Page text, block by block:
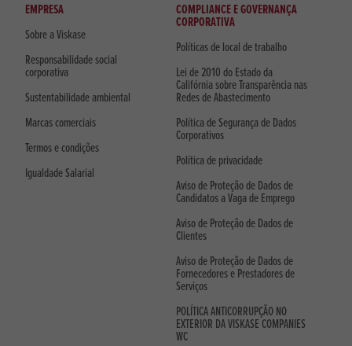
EMPRESA
Sobre a Viskase
Responsabilidade social
corporativa
Sustentabilidade ambiental
Marcas comerciais
Termos e condições
Igualdade Salarial
COMPLIANCE E GOVERNANÇA
CORPORATIVA
Políticas de local de trabalho
Lei de 2010 do Estado da
Califórnia sobre Transparência nas
Redes de Abastecimento
Política de Segurança de Dados
Corporativos
Política de privacidade
Aviso de Proteção de Dados de
Candidatos a Vaga de Emprego
Aviso de Proteção de Dados de
Clientes
Aviso de Proteção de Dados de
Fornecedores e Prestadores de
Serviços
POLÍTICA ANTICORRUPÇÃO NO
EXTERIOR DA VISKASE COMPANIES
WC